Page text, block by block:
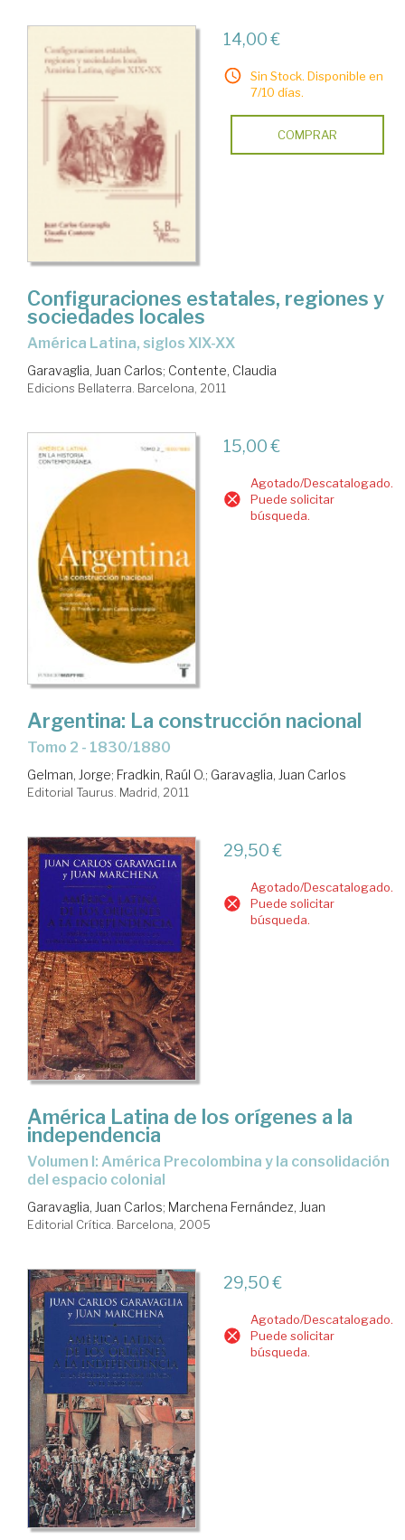
14,00 €
Sin Stock. Disponible en
7/10 días.
COMPRAR
Configuraciones estatales, regiones y
sociedades locales
América Latina, siglos XIX-XX
Garavaglia, Juan Carlos; Contente, Claudia
Edicions Bellaterra. Barcelona, 2011
15,00 €
Agotado/Descatalogado.
Puede solicitar
búsqueda.
Argentina: La construcción nacional
Tomo 2 - 1830/1880
Gelman, Jorge; Fradkin, Raúl O.; Garavaglia, Juan Carlos
Editorial Taurus. Madrid, 2011
29,50 €
Agotado/Descatalogado.
Puede solicitar
búsqueda.
América Latina de los orígenes a la
independencia
Volumen I: América Precolombina y la consolidación
del espacio colonial
Garavaglia, Juan Carlos; Marchena Fernández, Juan
Editorial Crítica. Barcelona, 2005
29,50 €
Agotado/Descatalogado.
Puede solicitar
búsqueda.